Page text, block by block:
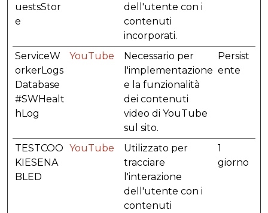
uestsStor
e
dell'utente con i
contenuti
incorporati.
ServiceW
orkerLogs
Database
#SWHealt
hLog
YouTube
Necessario per
l'implementazione
e la funzionalità
dei contenuti
video di YouTube
sul sito.
Persist
ente
TESTCOO
KIESENA
BLED
YouTube
Utilizzato per
tracciare
l'interazione
dell'utente con i
contenuti
1
giorno